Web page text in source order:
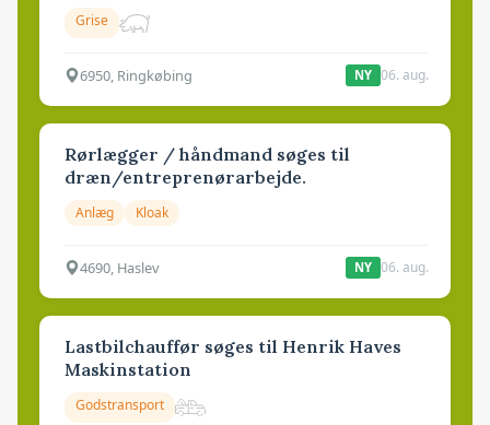
Grise
6950, Ringkøbing NY 06. aug.
Rørlægger / håndmand søges til
dræn/entreprenørarbejde.
Anlæg Kloak
4690, Haslev NY 06. aug.
Lastbilchauffør søges til Henrik Haves
Maskinstation
Godstransport